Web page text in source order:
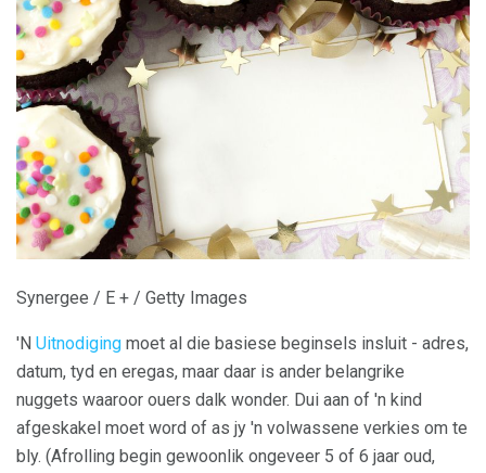
Synergee / E + / Getty Images
'N Uitnodiging moet al die basiese beginsels insluit - adres,
datum, tyd en eregas, maar daar is ander belangrike
nuggets waaroor ouers dalk wonder. Dui aan of 'n kind
afgeskakel moet word of as jy 'n volwassene verkies om te
bly. (Afrolling begin gewoonlik ongeveer 5 of 6 jaar oud,